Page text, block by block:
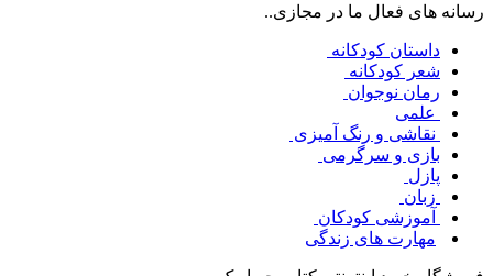
رسانه های فعال ما در مجازی..
داستان کودکانه
شعر کودکانه
رمان نوجوان
علمی
نقاشی و رنگ آمیزی
بازی و سرگرمی
پازل
زبان
آموزشی کودکان
مهارت های زندگی